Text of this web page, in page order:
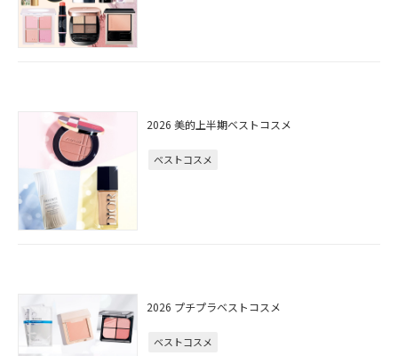
2026 美的上半期ベストコスメ
ベストコスメ
2026 プチプラベストコスメ
ベストコスメ